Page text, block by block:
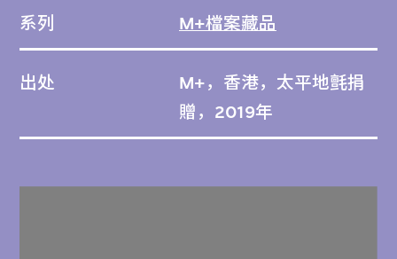
系列 M+檔案藏品
出处
M+，香港，太平地氈捐
贈，2019年